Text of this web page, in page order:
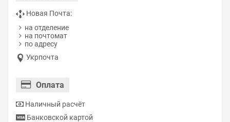
Новая Почта:
на отделение
на почтомат
по адресу
Укрпочта
Оплата
Наличный расчёт
Банковской картой